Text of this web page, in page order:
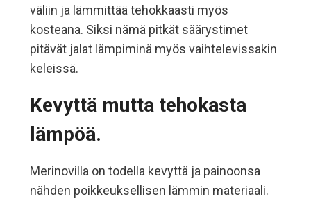
väliin ja lämmittää tehokkaasti myös
kosteana. Siksi nämä pitkät säärystimet
pitävät jalat lämpiminä myös vaihtelevissakin
keleissä.
Kevyttä mutta tehokasta
lämpöä.
Merinovilla on todella kevyttä ja painoonsa
nähden poikkeuksellisen lämmin materiaali.